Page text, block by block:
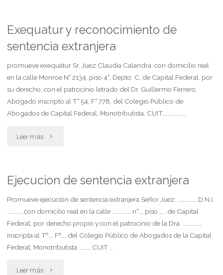
reclama
alimentos
a
ambos
progenitores"
Exequatur y reconocimiento de
sentencia extranjera
promueve exequátur Sr. Juez Claudia Calandra, con domicilio real
en la calle Monroe N° 2134, piso 4°, Depto. C, de Capital Federal, por
su derecho, con el patrocinio letrado del Dr. Guillermo Ferrero,
Abogado inscripto al T° 54, F° 778, del Colegio Público de
Abogados de Capital Federal, Monotributista, CUIT……………, …
Leer más "Exequatur
reconocimiento
sentencia
extranjera"
Ejecucion de sentencia extranjera
Promueve ejecución de sentencia extranjera Señor Juez: ……………, D.N.I.
…………, con domicilio real en la calle ……………, n°…, piso …., de Capital
Federal, por derecho propio y con el patrocinio de la Dra. ……………,
inscripta al Tº…, Fº…, del Colegio Público de Abogados de la Capital
Federal, Monotributista ………, CUIT …
Leer más "Ejecucion